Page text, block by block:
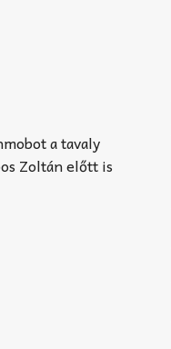
a tavaly
Zoltán előtt is